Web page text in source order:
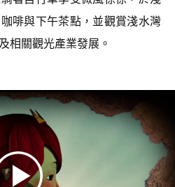
啡與下午茶點，並觀賞淺水灣
相關觀光產業發展。